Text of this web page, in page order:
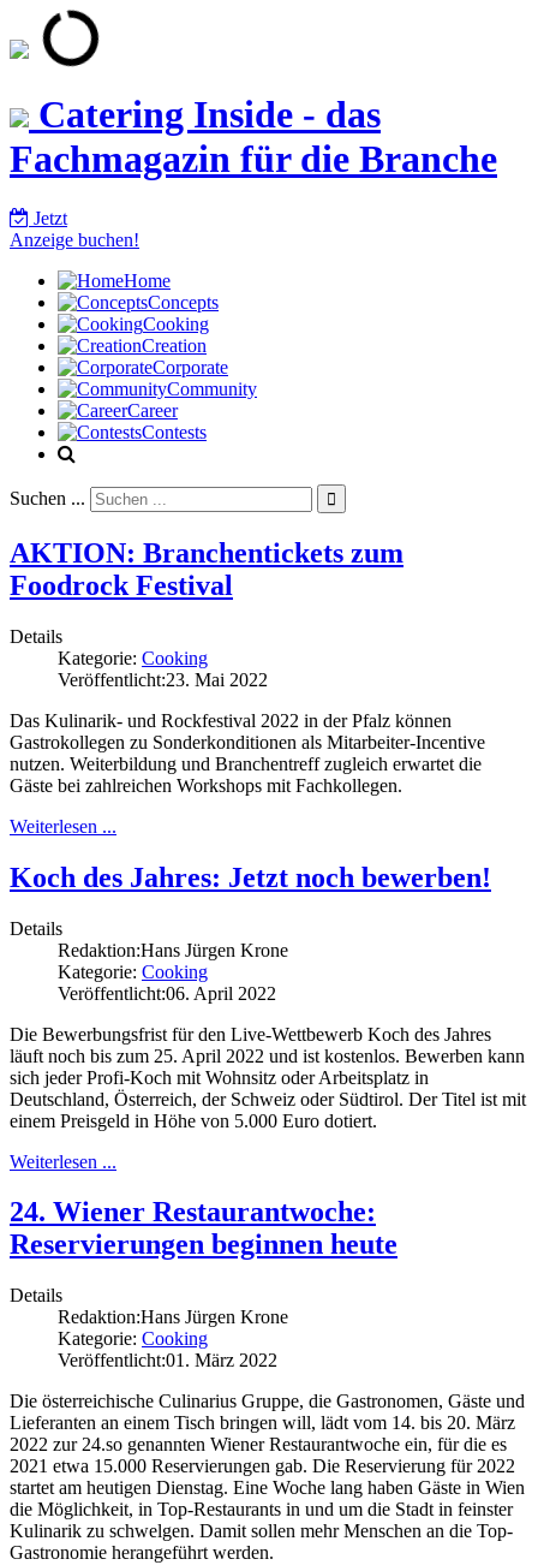
Catering Inside - das
Fachmagazin für die Branche
Jetzt
Anzeige buchen!
Home
Concepts
Cooking
Creation
Corporate
Community
Career
Contests
Suchen ... 
AKTION: Branchentickets zum
Foodrock Festival
Details
Kategorie: Cooking
Veröffentlicht:23. Mai 2022
Das Kulinarik- und Rockfestival 2022 in der Pfalz können
Gastrokollegen zu Sonderkonditionen als Mitarbeiter-Incentive
nutzen. Weiterbildung und Branchentreff zugleich erwartet die
Gäste bei zahlreichen Workshops mit Fachkollegen.
Weiterlesen ...
Koch des Jahres: Jetzt noch bewerben!
Details
Redaktion:Hans Jürgen Krone
Kategorie: Cooking
Veröffentlicht:06. April 2022
Die Bewerbungsfrist für den Live-Wettbewerb Koch des Jahres
läuft noch bis zum 25. April 2022 und ist kostenlos. Bewerben kann
sich jeder Profi-Koch mit Wohnsitz oder Arbeitsplatz in
Deutschland, Österreich, der Schweiz oder Südtirol. Der Titel ist mit
einem Preisgeld in Höhe von 5.000 Euro dotiert.
Weiterlesen ...
24. Wiener Restaurantwoche:
Reservierungen beginnen heute
Details
Redaktion:Hans Jürgen Krone
Kategorie: Cooking
Veröffentlicht:01. März 2022
Die österreichische Culinarius Gruppe, die Gastronomen, Gäste und
Lieferanten an einem Tisch bringen will, lädt vom 14. bis 20. März
2022 zur 24.so genannten Wiener Restaurantwoche ein, für die es
2021 etwa 15.000 Reservierungen gab. Die Reservierung für 2022
startet am heutigen Dienstag. Eine Woche lang haben Gäste in Wien
die Möglichkeit, in Top-Restaurants in und um die Stadt in feinster
Kulinarik zu schwelgen. Damit sollen mehr Menschen an die Top-
Gastronomie herangeführt werden.